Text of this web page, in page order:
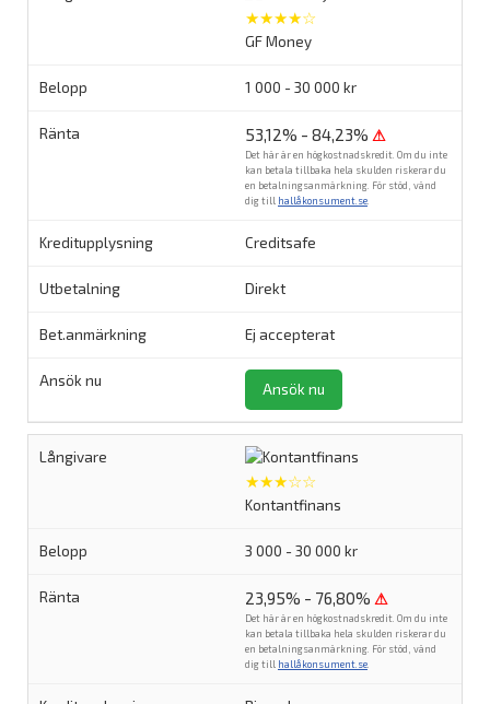
★★★★☆
GF Money
1 000 - 30 000 kr
53,12% - 84,23% ⚠
Det här är en högkostnadskredit. Om du inte
kan betala tillbaka hela skulden riskerar du
en betalningsanmärkning. För stöd, vänd
dig till hallåkonsument.se
Creditsafe
Direkt
Ej accepterat
Ansök nu
★★★☆☆
Kontantfinans
3 000 - 30 000 kr
23,95% - 76,80% ⚠
Det här är en högkostnadskredit. Om du inte
kan betala tillbaka hela skulden riskerar du
en betalningsanmärkning. För stöd, vänd
dig till hallåkonsument.se